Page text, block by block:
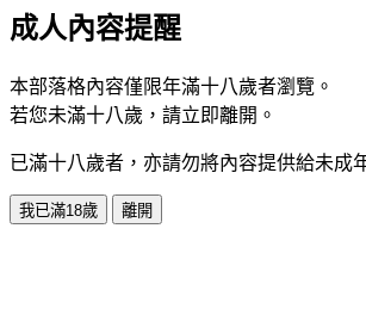
成人內容提醒
本部落格內容僅限年滿十八歲者瀏覽。
若您未滿十八歲，請立即離開。
已滿十八歲者，亦請勿將內容提供給未成
我已滿18歲 離開